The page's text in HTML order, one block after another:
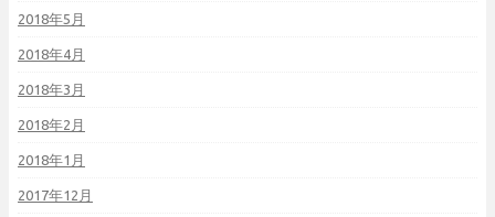
2018年5月
2018年4月
2018年3月
2018年2月
2018年1月
2017年12月